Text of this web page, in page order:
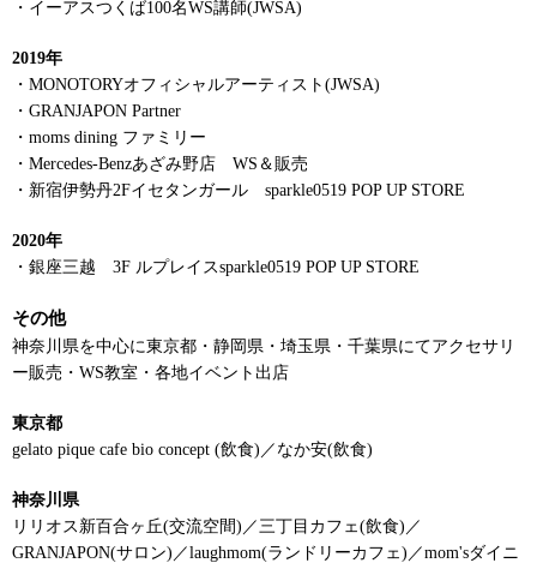
・イーアスつくば100名WS講師(JWSA)
2019年
・MONOTORYオフィシャルアーティスト(JWSA)
・GRANJAPON Partner
・moms dining ファミリー
・Mercedes-Benzあざみ野店 WS＆販売
・新宿伊勢丹2Fイセタンガール sparkle0519 POP UP STORE
2020年
・銀座三越 3F ルプレイスsparkle0519 POP UP STORE
その他
神奈川県を中心に東京都・静岡県・埼玉県・千葉県にてアクセサリ
ー販売・WS教室・各地イベント出店
東京都
gelato pique cafe bio concept (飲食)／なか安(飲食)
神奈川県
リリオス新百合ヶ丘(交流空間)／三丁目カフェ(飲食)／
GRANJAPON(サロン)／laughmom(ランドリーカフェ)／mom'sダイニ